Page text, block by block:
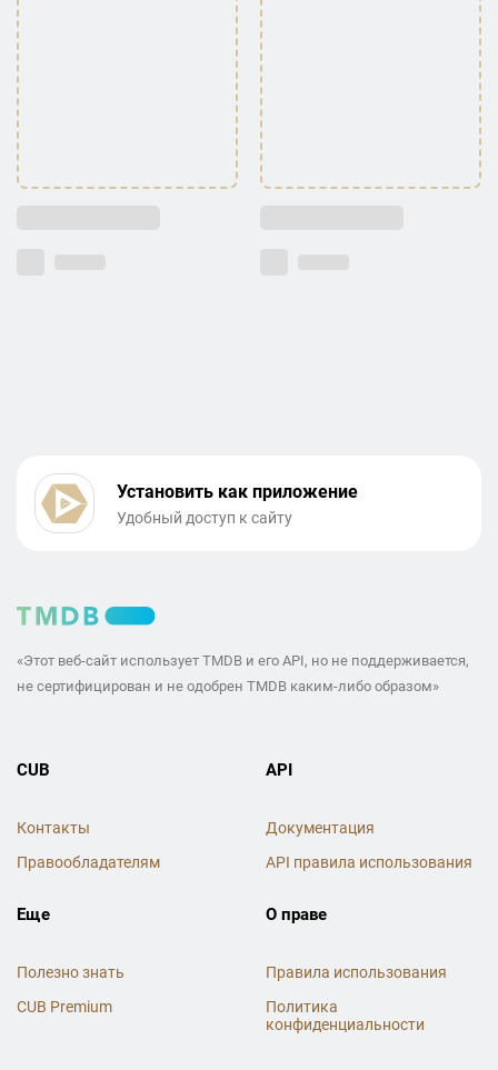
Установить как приложение
Удобный доступ к сайту
«Этот веб-сайт использует TMDB и его API, но не поддерживается,
не сертифицирован и не одобрен TMDB каким-либо образом»
CUB
Контакты
Правообладателям
API
Документация
API правила использования
Еще
Полезно знать
CUB Premium
О праве
Правила использования
Политика
конфиденциальности